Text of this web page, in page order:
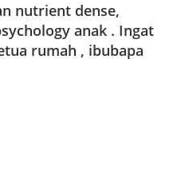
nutrient dense,
anak . Ingat
rumah , ibubapa